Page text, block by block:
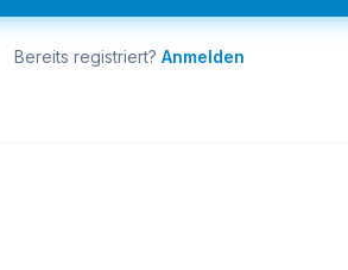
Bereits registriert? Anmelden